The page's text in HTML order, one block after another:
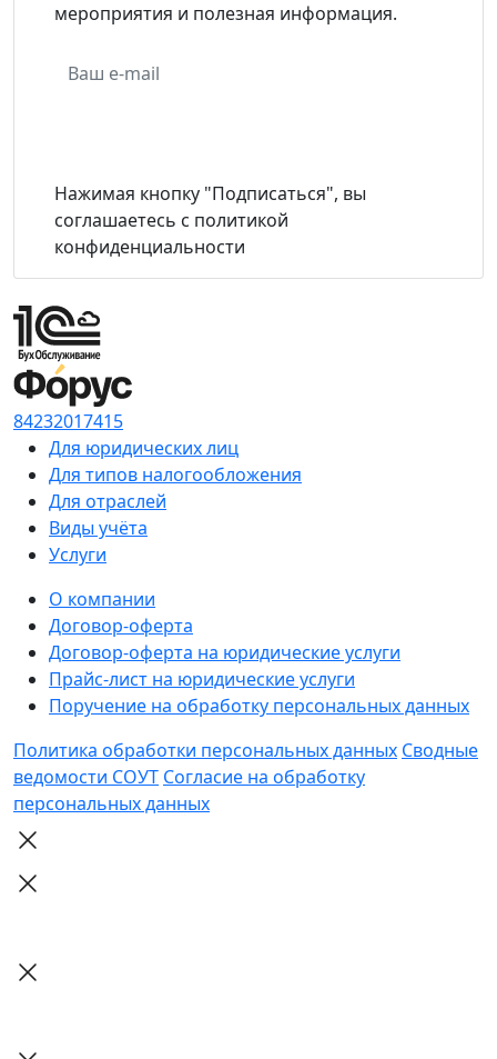
мероприятия и полезная информация.
Нажимая кнопку "Подписаться", вы
соглашаетесь с политикой
конфиденциальности
84232017415
Для юридических лиц
Для типов налогообложения
Для отраслей
Виды учёта
Услуги
О компании
Договор-оферта
Договор-оферта на юридические услуги
Прайс-лист на юридические услуги
Поручение на обработку персональных данных
Политика обработки персональных данных Сводные
ведомости СОУТ Согласие на обработку
персональных данных